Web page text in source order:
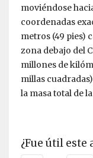
moviéndose
coordenadas
metros (49 pies)
zona debajo del
millones de
millas
la masa total de
¿Fue útil este